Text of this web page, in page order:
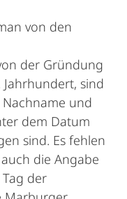
von den
der Gründung
sind
und
dem Datum
sind. Es fehlen
die Angabe
der